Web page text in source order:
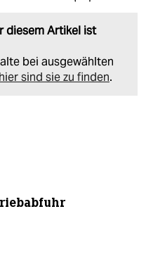
diesem Artikel ist
bei ausgewählten
hier sind sie zu finden.